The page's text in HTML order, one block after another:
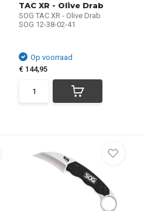
TAC XR - Olive Drab
SOG TAC XR - Olive Drab
SOG 12-38-02-41
Op voorraad
€ 144,95